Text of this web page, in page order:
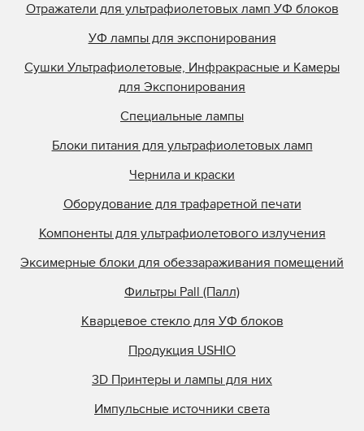
Отражатели для ультрафиолетовых ламп УФ блоков
УФ лампы для экспонирования
Сушки Ультрафиолетовые, Инфракрасные и Камеры
для Экспонирования
Специальные лампы
Блоки питания для ультрафиолетовых ламп
Чернила и краски
Оборудование для трафаретной печати
Компоненты для ультрафиолетового излучения
Эксимерные блоки для обеззараживания помещений
Фильтры Pall (Палл)
Кварцевое стекло для УФ блоков
Продукция USHIO
3D Принтеры и лампы для них
Импульсные источники света